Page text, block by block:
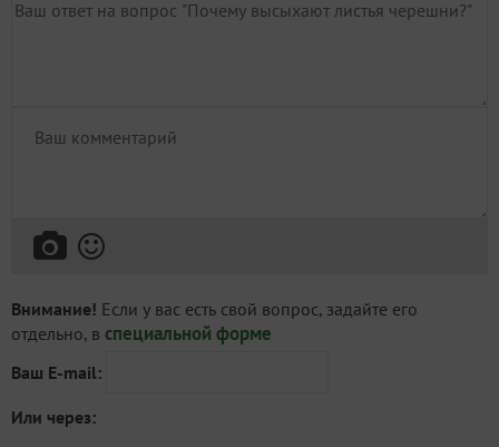
Внимание! Если у вас есть свой вопрос, задайте его
отдельно, в специальной форме
Ваш E-mail:
Или через: